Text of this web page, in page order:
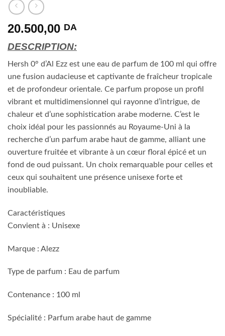
20.500,00 DA
DESCRIPTION:
Hersh 0° d’Al Ezz est une eau de parfum de 100 ml qui offre
une fusion audacieuse et captivante de fraîcheur tropicale
et de profondeur orientale. Ce parfum propose un profil
vibrant et multidimensionnel qui rayonne d’intrigue, de
chaleur et d’une sophistication arabe moderne. C’est le
choix idéal pour les passionnés au Royaume-Uni à la
recherche d’un parfum arabe haut de gamme, alliant une
ouverture fruitée et vibrante à un cœur floral épicé et un
fond de oud puissant. Un choix remarquable pour celles et
ceux qui souhaitent une présence unisexe forte et
inoubliable.
Caractéristiques
Convient à : Unisexe
Marque : Alezz
Type de parfum : Eau de parfum
Contenance : 100 ml
Spécialité : Parfum arabe haut de gamme